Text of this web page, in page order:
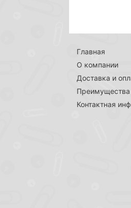
Главная
О компании
Доставка и
Преимущества
Контактная